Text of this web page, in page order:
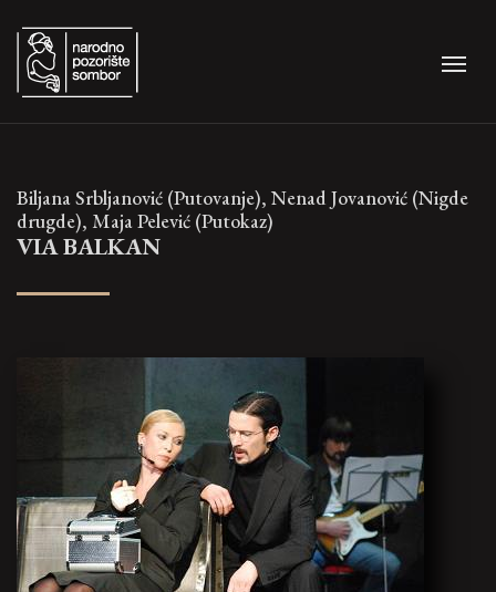
Biljana Srbljanović (Putovanje), Nenad Jovanović (Nigde
drugde), Maja Pelević (Putokaz)
VIA BALKAN